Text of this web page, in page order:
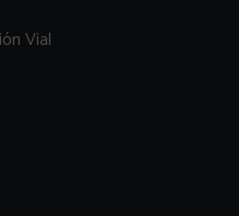
Vial